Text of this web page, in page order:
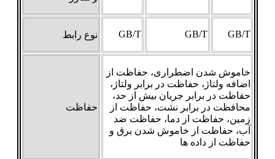
GB/T
GB/T
GB/T نوع رابط
خاموش شدن اضطراری، حفاظت از
اضافه ولتاژ، حفاظت در برابر ولتاژ،
حفاظت در برابر جریان بیش از حد،
محافظت در برابر نشت، حفاظت از
زمین، حفاظت از دما، حفاظت ضد
آب، حفاظت از خاموش شدن برق و
حفاظت از داده ها
حفاظت